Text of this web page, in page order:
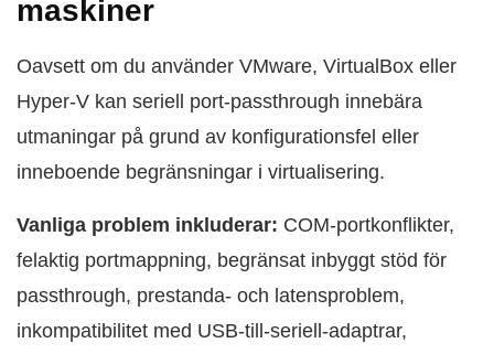
maskiner
Oavsett om du använder VMware, VirtualBox eller
Hyper-V kan seriell port-passthrough innebära
utmaningar på grund av konfigurationsfel eller
inneboende begränsningar i virtualisering.
Vanliga problem inkluderar: COM-portkonflikter,
felaktig portmappning, begränsat inbyggt stöd för
passthrough, prestanda- och latensproblem,
inkompatibilitet med USB-till-seriell-adaptrar,